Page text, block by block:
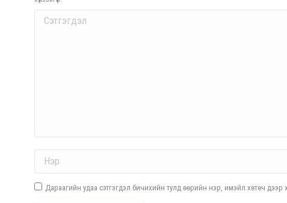
Comment
Дараагийн удаа сэтгэгдэл бичихийн тулд өөрийн нэр, имэйл хөтөч дээр